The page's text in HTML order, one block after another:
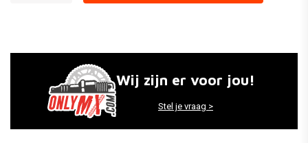
Wij zijn er voor jou!
Stel je vraag >